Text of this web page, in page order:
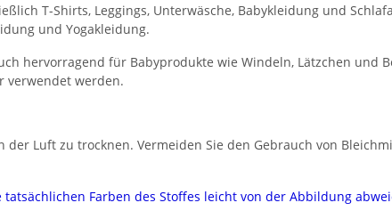
T-Shirts, Leggings, Unterwäsche, Babykleidung und
und Yogakleidung.
hervorragend für Babyprodukte wie Windeln, Lätzchen und
verwendet werden.
Luft zu trocknen. Vermeiden Sie den Gebrauch von
Farben des Stoffes leicht von der Abbildung